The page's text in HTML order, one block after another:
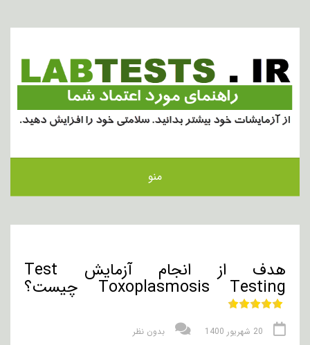
منو
هدف از انجام آزمایش Test
Toxoplasmosis Testing چیست؟
20 شهریور 1400 بدون نظر